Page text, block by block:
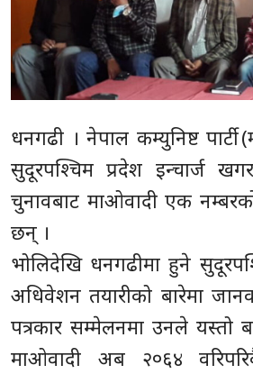
धनगढी । नेपाल कम्युनिष्ट पार्टी
सुदूरपश्चिम प्रदेश इन्चार्ज
चुनावबाट माओवादी एक नम्बरको
छन् ।
भोलिदेखि धनगढीमा हुने
अधिवेशन तयारीको बारेमा
पत्रकार सम्मेलनमा उनले यस्तो
माओवादी अब २०६४